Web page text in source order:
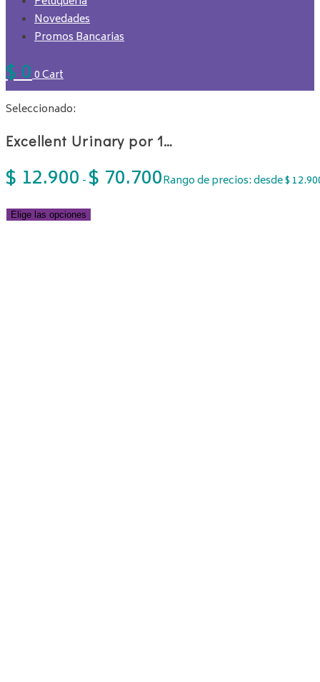
Novedades
Promos Bancarias
$00Cart
Seleccionado:
Excellent Urinary por 1…
$ 12.900 - $ 70.700Rango de precios: desde $
Elige las opciones